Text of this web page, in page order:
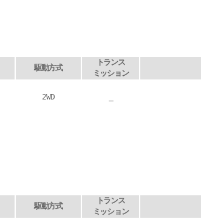
駆動方式
トランス
ミッション
2WD
駆動方式
トランス
ミッション